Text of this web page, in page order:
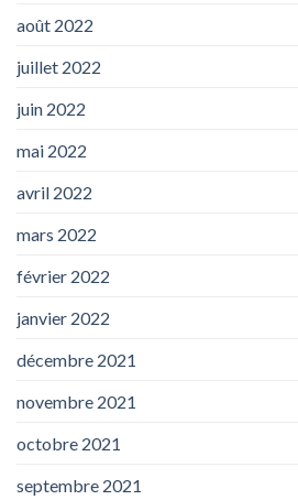
août 2022
juillet 2022
juin 2022
mai 2022
avril 2022
mars 2022
février 2022
janvier 2022
décembre 2021
novembre 2021
octobre 2021
septembre 2021